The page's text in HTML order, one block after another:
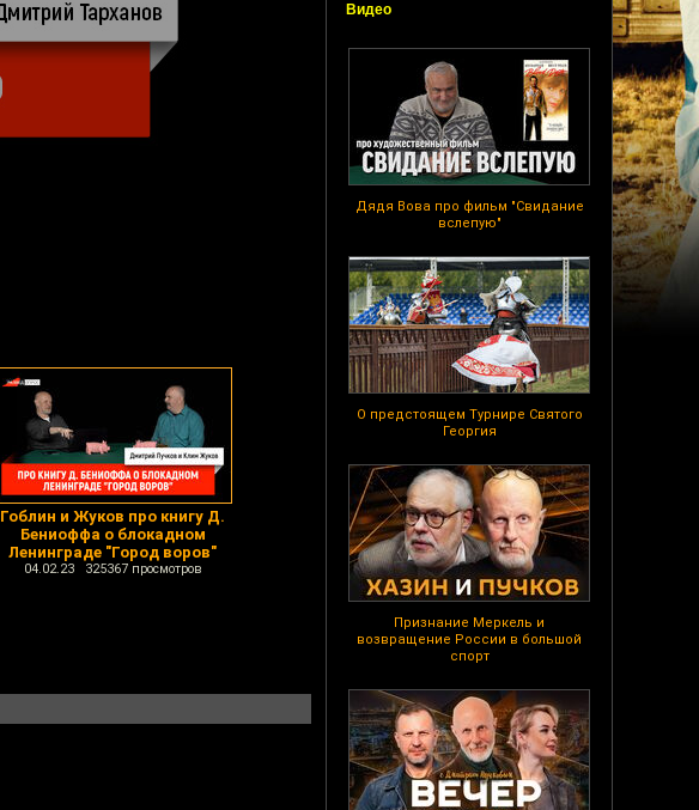
Видео
Дядя Вова про фильм "Свидание
вслепую"
О предстоящем Турнире Святого
Георгия
Признание Меркель и
возвращение России в большой
спорт
Гоблин и Жуков про книгу Д.
Бениоффа о блокадном
Ленинграде "Город воров"
04.02.23 325367 просмотров